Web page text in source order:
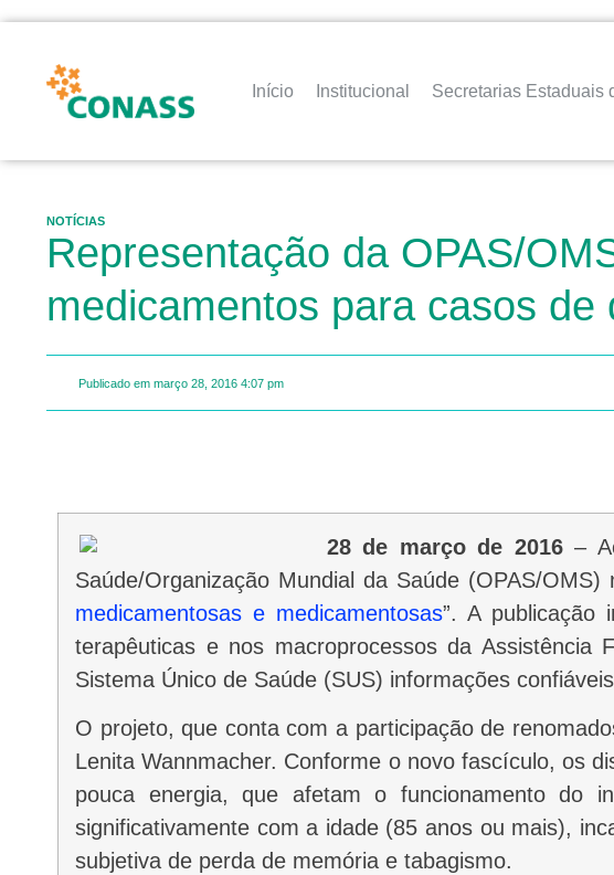
Início Institucional Secretarias Estaduais
NOTÍCIAS
Representação da OPAS/
medicamentos para casos
Publicado em março 28, 2016 4:07 pm
28 de março de 2016–
Saúde/Organização Mundial da Saúde (OPAS/
medicamentosas e medicamentosas”. A publicação
terapêuticas e nos macroprocessos da Assistência
Sistema Único de Saúde (SUS) informações
O projeto, que conta com a participação de renomados profissionais, é coordenado pela OPAS/OMS em conjunto com a pesquisadora
Lenita Wannmacher. Conforme o novo fascículo, os
pouca energia, que afetam o funcionamento do
significativamente com a idade (85 anos ou mais),
subjetiva de perda de memória e tabagismo.